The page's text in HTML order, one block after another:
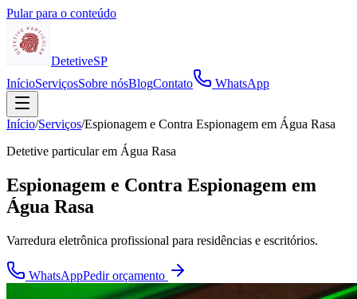
Pular para o conteúdo
DetetiveSP
InícioServiçosSobre nósBlogContato WhatsApp
Início/Serviços/Espionagem e Contra Espionagem em Água Rasa
Detetive particular em Água Rasa
Espionagem e Contra Espionagem em
Água Rasa
Varredura eletrônica profissional para residências e escritórios.
WhatsAppPedir orçamento